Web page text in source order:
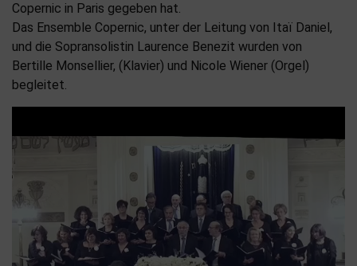
Copernic in Paris gegeben hat.
Das Ensemble Copernic, unter der Leitung von Itaï Daniel,
und die Sopransolistin Laurence Benezit wurden von
Bertille Monsellier, (Klavier) und Nicole Wiener (Orgel)
begleitet.